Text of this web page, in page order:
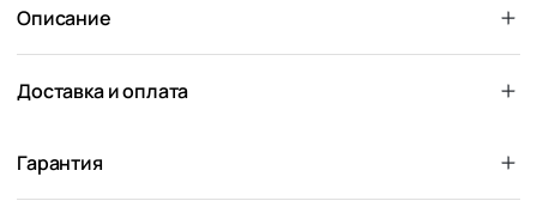
Описание
Доставка и оплата
Гарантия